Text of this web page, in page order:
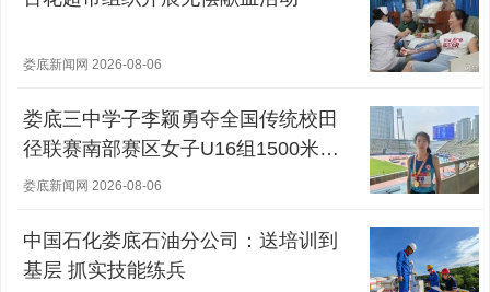
娄底新闻网 2026-08-06
娄底三中学子李颖勇夺全国传统校田
径联赛南部赛区女子U16组1500米冠
军
娄底新闻网 2026-08-06
中国石化娄底石油分公司：送培训到
基层 抓实技能练兵